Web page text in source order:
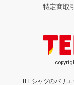
特定商取
TEEシャツのバリ